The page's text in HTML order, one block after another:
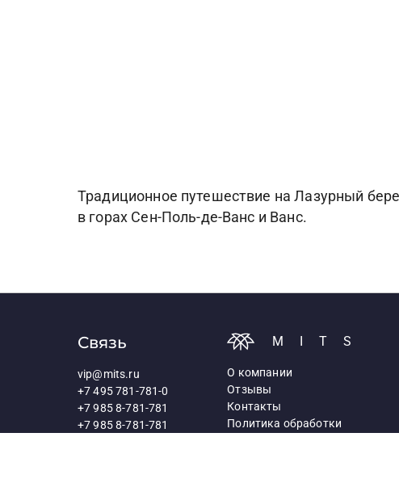
Традиционное путешествие на Лазурный
в горах Сен-Поль-де-Ванс и Ванс.
Связь
vip@mits.ru
+7 495 781-781-0
+7 985 8-781-781
+7 985 8-781-781
MITS
О компании
Отзывы
Контакты
Политика обработки